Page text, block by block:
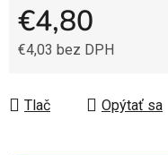
€4,80
€4,03 bez DPH
Tlač
Opýtať sa